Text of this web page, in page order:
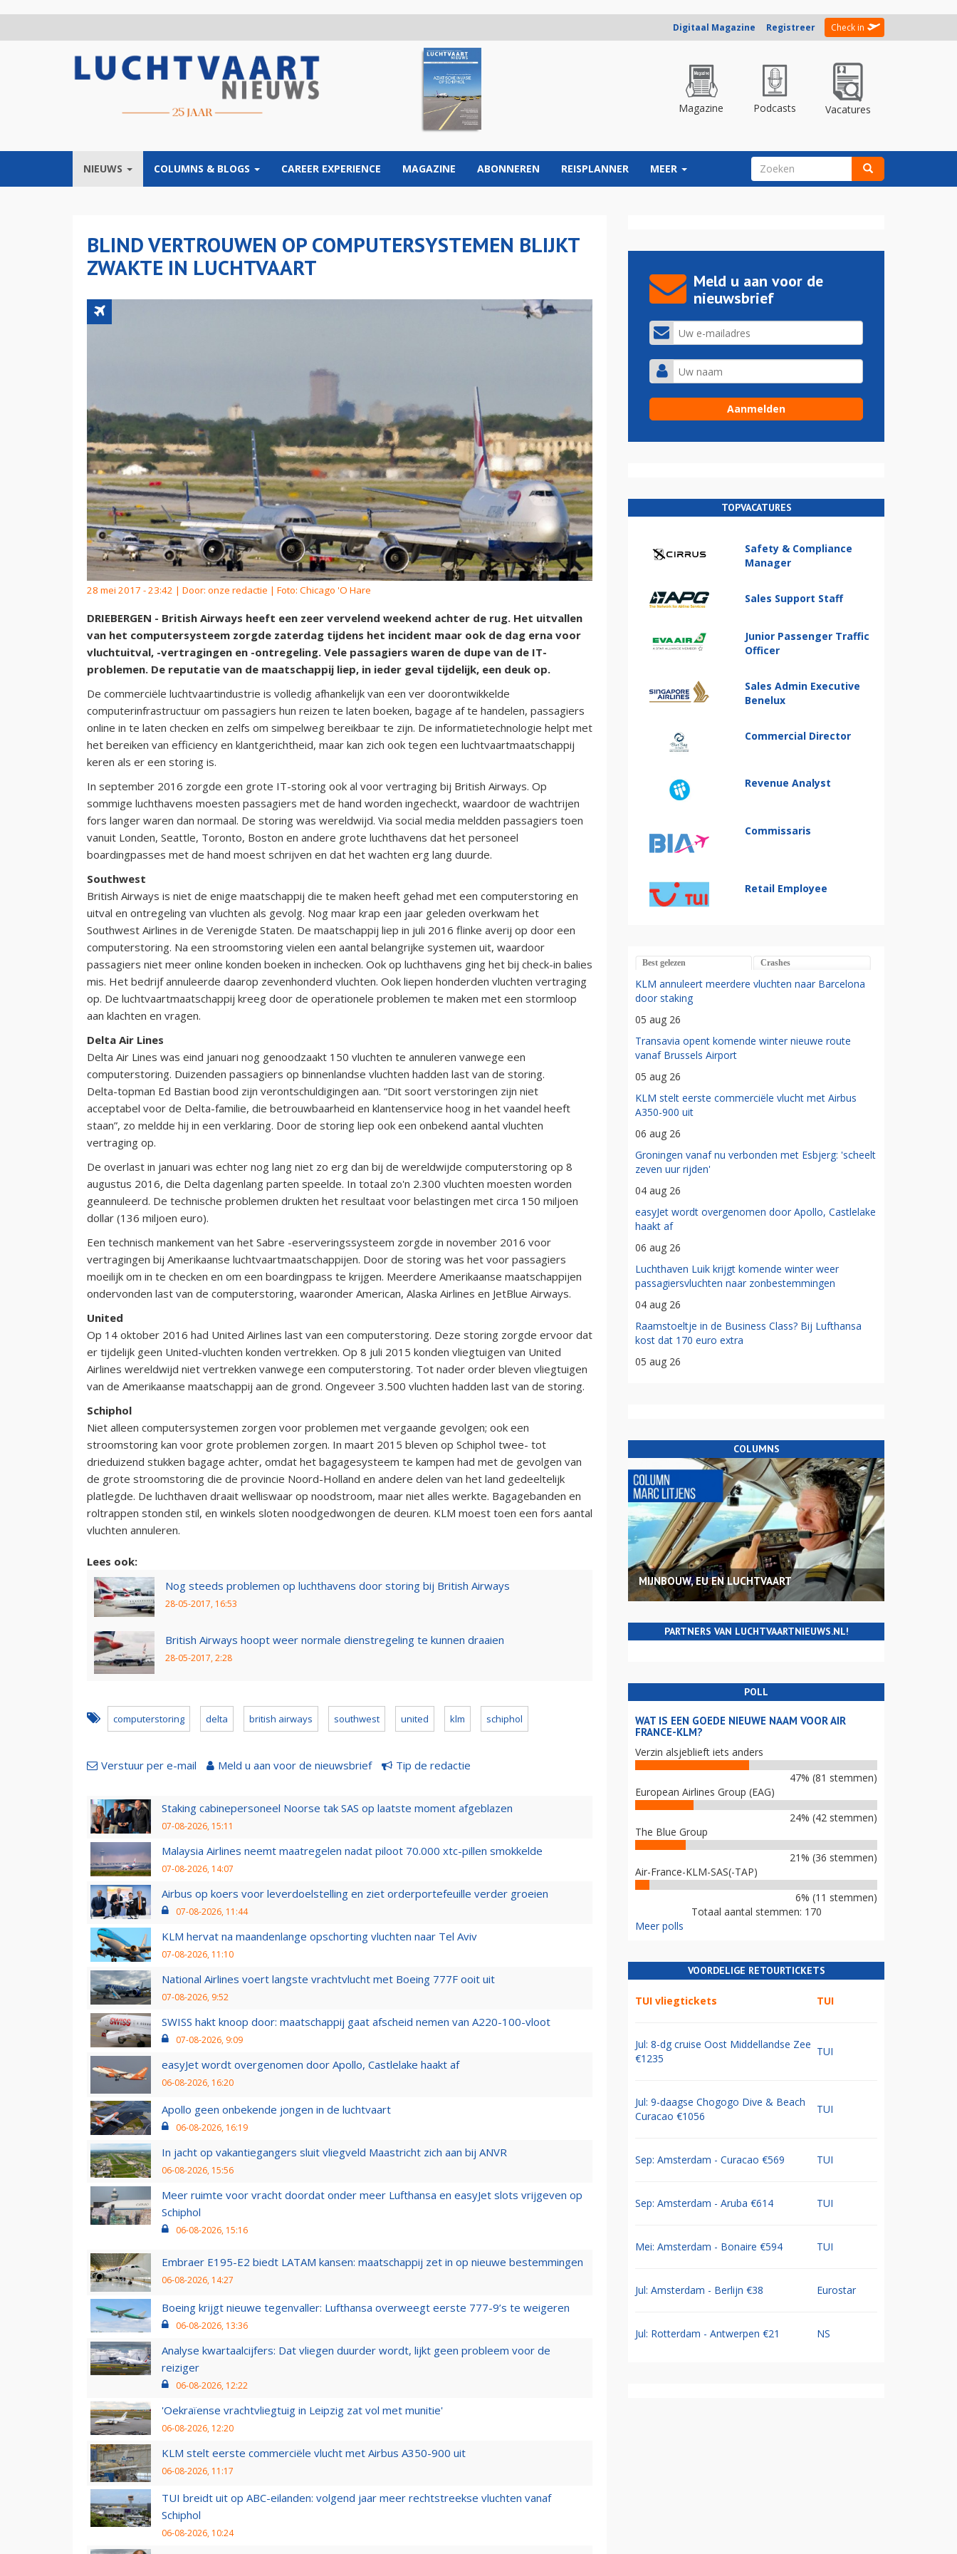
Digitaal Magazine Registreer Check in
Magazine Podcasts Vacatures
NIEUWS COLUMNS & BLOGS CAREER EXPERIENCE MAGAZINE ABONNEREN REISPLANNER MEER ZOEKVELD
BLIND VERTROUWEN OP COMPUTERSYSTEMEN BLIJKT
ZWAKTE IN LUCHTVAART
28 mei 2017 - 23:42 | Door: onze redactie | Foto: Chicago 'O Hare
DRIEBERGEN - British Airways heeft een zeer vervelend weekend achter de rug. Het uitvallen
van het computersysteem zorgde zaterdag tijdens het incident maar ook de dag erna voor
vluchtuitval, -vertragingen en -ontregeling. Vele passagiers waren de dupe van de IT-
problemen. De reputatie van de maatschappij liep, in ieder geval tijdelijk, een deuk op.
De commerciële luchtvaartindustrie is volledig afhankelijk van een ver doorontwikkelde
computerinfrastructuur om passagiers hun reizen te laten boeken, bagage af te handelen, passagiers
online in te laten checken en zelfs om simpelweg bereikbaar te zijn. De informatietechnologie helpt met
het bereiken van efficiency en klantgerichtheid, maar kan zich ook tegen een luchtvaartmaatschappij
keren als er een storing is.
In september 2016 zorgde een grote IT-storing ook al voor vertraging bij British Airways. Op
sommige luchthavens moesten passagiers met de hand worden ingecheckt, waardoor de wachtrijen
fors langer waren dan normaal. De storing was wereldwijd. Via social media meldden passagiers toen
vanuit Londen, Seattle, Toronto, Boston en andere grote luchthavens dat het personeel
boardingpasses met de hand moest schrijven en dat het wachten erg lang duurde.
Southwest
British Airways is niet de enige maatschappij die te maken heeft gehad met een computerstoring en
uitval en ontregeling van vluchten als gevolg. Nog maar krap een jaar geleden overkwam het
Southwest Airlines in de Verenigde Staten. De maatschappij liep in juli 2016 flinke averij op door een
computerstoring. Na een stroomstoring vielen een aantal belangrijke systemen uit, waardoor
passagiers niet meer online konden boeken in inchecken. Ook op luchthavens ging het bij check-in balies
mis. Het bedrijf annuleerde daarop zevenhonderd vluchten. Ook liepen honderden vluchten vertraging
op. De luchtvaartmaatschappij kreeg door de operationele problemen te maken met een stormloop
aan klachten en vragen.
Delta Air Lines
Delta Air Lines was eind januari nog genoodzaakt 150 vluchten te annuleren vanwege een
computerstoring. Duizenden passagiers op binnenlandse vluchten hadden last van de storing.
Delta-topman Ed Bastian bood zijn verontschuldigingen aan. “Dit soort verstoringen zijn niet
acceptabel voor de Delta-familie, die betrouwbaarheid en klantenservice hoog in het vaandel heeft
staan”, zo meldde hij in een verklaring. Door de storing liep ook een onbekend aantal vluchten
vertraging op.
De overlast in januari was echter nog lang niet zo erg dan bij de wereldwijde computerstoring op 8
augustus 2016, die Delta dagenlang parten speelde. In totaal zo'n 2.300 vluchten moesten worden
geannuleerd. De technische problemen drukten het resultaat voor belastingen met circa 150 miljoen
dollar (136 miljoen euro).
Een technisch mankement van het Sabre -eserveringssysteem zorgde in november 2016 voor
vertragingen bij Amerikaanse luchtvaartmaatschappijen. Door de storing was het voor passagiers
moeilijk om in te checken en om een boardingpass te krijgen. Meerdere Amerikaanse maatschappijen
ondervonden last van de computerstoring, waaronder American, Alaska Airlines en JetBlue Airways.
United
Op 14 oktober 2016 had United Airlines last van een computerstoring. Deze storing zorgde ervoor dat
er tijdelijk geen United-vluchten konden vertrekken. Op 8 juli 2015 konden vliegtuigen van United
Airlines wereldwijd niet vertrekken vanwege een computerstoring. Tot nader order bleven vliegtuigen
van de Amerikaanse maatschappij aan de grond. Ongeveer 3.500 vluchten hadden last van de storing.
Schiphol
Niet alleen computersystemen zorgen voor problemen met vergaande gevolgen; ook een
stroomstoring kan voor grote problemen zorgen. In maart 2015 bleven op Schiphol twee- tot
drieduizend stukken bagage achter, omdat het bagagesysteem te kampen had met de gevolgen van
de grote stroomstoring die de provincie Noord-Holland en andere delen van het land gedeeltelijk
platlegde. De luchthaven draait welliswaar op noodstroom, maar niet alles werkte. Bagagebanden en
roltrappen stonden stil, en winkels sloten noodgedwongen de deuren. KLM moest toen een fors aantal
vluchten annuleren.
Lees ook:
Nog steeds problemen op luchthavens door storing bij British Airways
28-05-2017, 16:53
British Airways hoopt weer normale dienstregeling te kunnen draaien
28-05-2017, 2:28
computerstoring delta british airways southwest united klm schiphol
Verstuur per e-mail Meld u aan voor de nieuwsbrief Tip de redactie
Staking cabinepersoneel Noorse tak SAS op laatste moment afgeblazen
07-08-2026, 15:11
Malaysia Airlines neemt maatregelen nadat piloot 70.000 xtc-pillen smokkelde
07-08-2026, 14:07
Airbus op koers voor leverdoelstelling en ziet orderportefeuille verder groeien
07-08-2026, 11:44
KLM hervat na maandenlange opschorting vluchten naar Tel Aviv
07-08-2026, 11:10
National Airlines voert langste vrachtvlucht met Boeing 777F ooit uit
07-08-2026, 9:52
SWISS hakt knoop door: maatschappij gaat afscheid nemen van A220-100-vloot
07-08-2026, 9:09
easyJet wordt overgenomen door Apollo, Castlelake haakt af
06-08-2026, 16:20
Apollo geen onbekende jongen in de luchtvaart
06-08-2026, 16:19
In jacht op vakantiegangers sluit vliegveld Maastricht zich aan bij ANVR
06-08-2026, 15:56
Meer ruimte voor vracht doordat onder meer Lufthansa en easyJet slots vrijgeven op
Schiphol
06-08-2026, 15:16
Embraer E195-E2 biedt LATAM kansen: maatschappij zet in op nieuwe bestemmingen
06-08-2026, 14:27
Boeing krijgt nieuwe tegenvaller: Lufthansa overweegt eerste 777-9’s te weigeren
06-08-2026, 13:36
Analyse kwartaalcijfers: Dat vliegen duurder wordt, lijkt geen probleem voor de
reiziger
06-08-2026, 12:22
'Oekraïense vrachtvliegtuig in Leipzig zat vol met munitie'
06-08-2026, 12:20
KLM stelt eerste commerciële vlucht met Airbus A350-900 uit
06-08-2026, 11:17
TUI breidt uit op ABC-eilanden: volgend jaar meer rechtstreekse vluchten vanaf
Schiphol
06-08-2026, 10:24
Meld u aan voor de
nieuwsbrief
TOPVACATURES
Safety & Compliance
Manager
Sales Support Staff
Junior Passenger Traffic
Officer
Sales Admin Executive
Benelux
Commercial Director
Revenue Analyst
Commissaris
Retail Employee
Best gelezen Crashes
KLM annuleert meerdere vluchten naar Barcelona
door staking
05 aug 26
Transavia opent komende winter nieuwe route
vanaf Brussels Airport
05 aug 26
KLM stelt eerste commerciële vlucht met Airbus
A350-900 uit
06 aug 26
Groningen vanaf nu verbonden met Esbjerg: 'scheelt
zeven uur rijden'
04 aug 26
easyJet wordt overgenomen door Apollo, Castlelake
haakt af
06 aug 26
Luchthaven Luik krijgt komende winter weer
passagiersvluchten naar zonbestemmingen
04 aug 26
Raamstoeltje in de Business Class? Bij Lufthansa
kost dat 170 euro extra
05 aug 26
COLUMNS
MIJNBOUW, EU EN LUCHTVAART
PARTNERS VAN LUCHTVAARTNIEUWS.NL!
POLL
WAT IS EEN GOEDE NIEUWE NAAM VOOR AIR
FRANCE-KLM?
Verzin alsjeblieft iets anders
47% (81 stemmen)
European Airlines Group (EAG)
24% (42 stemmen)
The Blue Group
21% (36 stemmen)
Air-France-KLM-SAS(-TAP)
6% (11 stemmen)
Totaal aantal stemmen: 170
Meer polls
VOORDELIGE RETOURTICKETS
TUI vliegtickets TUI
Jul: 8-dg cruise Oost Middellandse Zee
€1235
TUI
Jul: 9-daagse Chogogo Dive & Beach
Curacao €1056
TUI
Sep: Amsterdam - Curacao €569 TUI
Sep: Amsterdam - Aruba €614 TUI
Mei: Amsterdam - Bonaire €594 TUI
Jul: Amsterdam - Berlijn €38 Eurostar
Jul: Rotterdam - Antwerpen €21 NS